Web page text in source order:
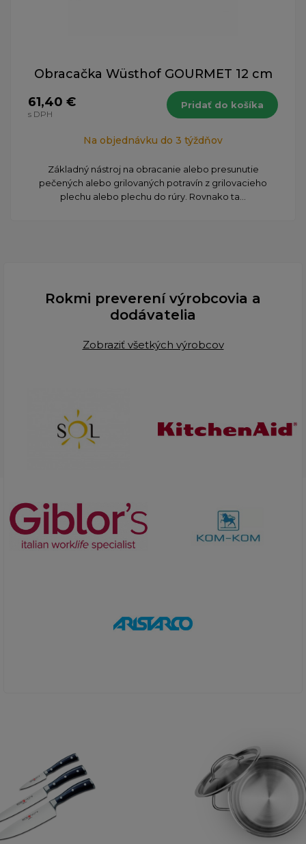
Obracačka Wüsthof GOURMET 12 cm
61,40 €
s DPH
Pridať do košíka
Na objednávku do 3 týždňov
Základný nástroj na obracanie alebo presunutie
pečených alebo grilovaných potravín z grilovacieho
plechu alebo plechu do rúry. Rovnako ta...
Rokmi preverení výrobcovia a
dodávatelia
Zobraziť všetkých výrobcov